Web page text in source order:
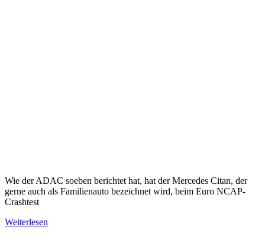
Wie der ADAC soeben berichtet hat, hat der Mercedes Citan, der
gerne auch als Familienauto bezeichnet wird, beim Euro NCAP-
Crashtest
Weiterlesen